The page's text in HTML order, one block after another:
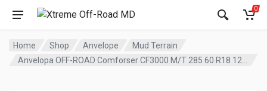
0
Home Shop Anvelope
Mud Terrain